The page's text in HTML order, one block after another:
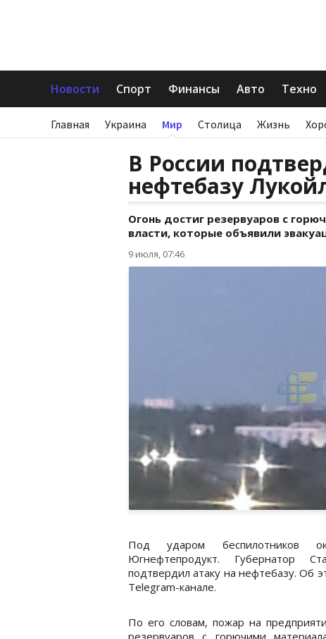
Новости Спорт Финансы Авто Техно
Главная Украина Мир Столица Жизнь
В России
нефтебазу
Огонь достиг резервуаров с
власти, которые объявили
9 июля, 07:46
Под ударом беспилотников
Югнефтепродукт. Губернатор
подтвердил атаку на нефтебазу. Об
Telegram-канале.
По его словам, пожар на
резервуаров с горючими